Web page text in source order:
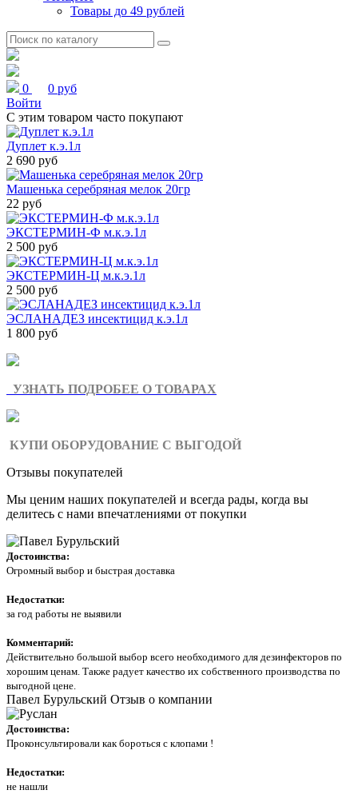
Товары до 49 рублей
0
0 руб
Войти
С этим товаром часто покупают
Дуплет к.э.1л
2 690 руб
Машенька серебряная мелок 20гр
22 руб
ЭКСТЕРМИН-Ф м.к.э.1л
2 500 руб
ЭКСТЕРМИН-Ц м.к.э.1л
2 500 руб
ЭСЛАНАДЕЗ инсектицид к.э.1л
1 800 руб
УЗНАТЬ ПОДРОБЕЕ О ТОВАРАХ
КУПИ ОБОРУДОВАНИЕ С ВЫГОДОЙ
Отзывы покупателей
Мы ценим наших покупателей и всегда рады, когда вы
делитесь с нами впечатлениями от покупки
Достоинства:
Огромный выбор и быстрая доставка
Недостатки:
за год работы не выявили
Комментарий:
Действительно большой выбор всего необходимого для дезинфекторов по
хорошим ценам. Также радует качество их собственного производства по
выгодной цене.
Павел Бурульский Отзыв о компании
Достоинства:
Проконсультировали как бороться с клопами !
Недостатки:
не нашли